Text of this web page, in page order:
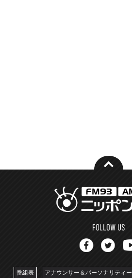
番組表 アナウンサー＆パーソナリティー